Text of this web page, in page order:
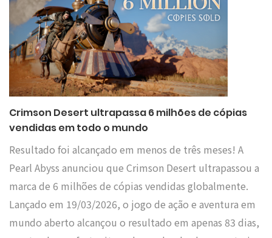
Crimson Desert ultrapassa 6 milhões de cópias
vendidas em todo o mundo
Resultado foi alcançado em menos de três meses! A
Pearl Abyss anunciou que Crimson Desert ultrapassou a
marca de 6 milhões de cópias vendidas globalmente.
Lançado em 19/03/2026, o jogo de ação e aventura em
mundo aberto alcançou o resultado em apenas 83 dias,